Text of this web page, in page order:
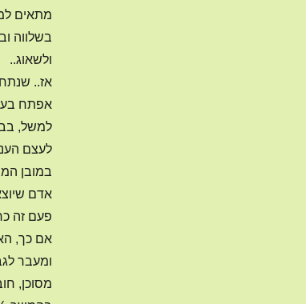
מתאים
בשלווה
ולשאוג..
אז..
אפתח
למשל,
לעצם
אדם
פעם זה
מסוכן,